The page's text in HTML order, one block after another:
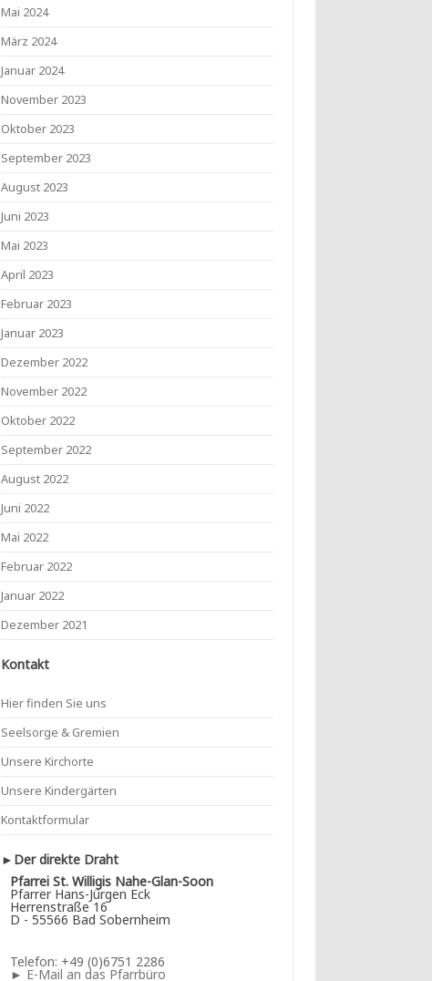
Mai 2024
März 2024
Januar 2024
November 2023
Oktober 2023
September 2023
August 2023
Juni 2023
Mai 2023
April 2023
Februar 2023
Januar 2023
Dezember 2022
November 2022
Oktober 2022
September 2022
August 2022
Juni 2022
Mai 2022
Februar 2022
Januar 2022
Dezember 2021
Kontakt
Hier finden Sie uns
Seelsorge & Gremien
Unsere Kirchorte
Unsere Kindergärten
Kontaktformular
►Der direkte Draht
Pfarrei St. Willigis Nahe-Glan-Soon
Pfarrer Hans-Jürgen Eck
Herrenstraße 16
D - 55566 Bad Sobernheim
Telefon: +49 (0)6751 2286
► E-Mail an das Pfarrbüro